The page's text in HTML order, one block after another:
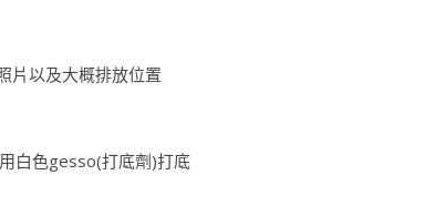
片以及大概排放位置
白色gesso(打底劑)打底